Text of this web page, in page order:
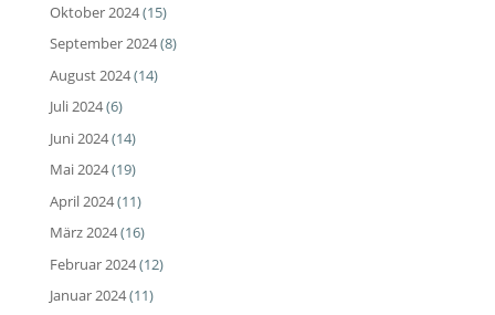
Oktober 2024(15)
September 2024(8)
August 2024(14)
Juli 2024(6)
Juni 2024(14)
Mai 2024(19)
April 2024(11)
März 2024(16)
Februar 2024(12)
Januar 2024(11)